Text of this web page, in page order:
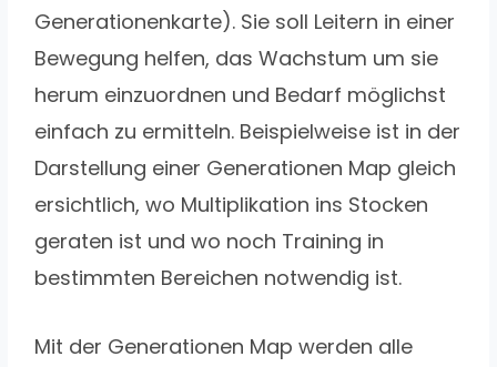
Generationenkarte). Sie soll Leitern in einer
Bewegung helfen, das Wachstum um sie
herum einzuordnen und Bedarf möglichst
einfach zu ermitteln. Beispielweise ist in der
Darstellung einer Generationen Map gleich
ersichtlich, wo Multiplikation ins Stocken
geraten ist und wo noch Training in
bestimmten Bereichen notwendig ist.
Mit der Generationen Map werden alle